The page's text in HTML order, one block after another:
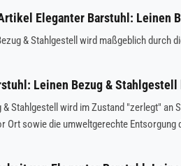
Eleganter Barstuhl: Leinen
& Stahlgestell wird maßgeblich durch
Leinen Bezug &
Stahlgestell wird im Zustand "zerlegt"
Ort sowie die umweltgerechte Entsorgung